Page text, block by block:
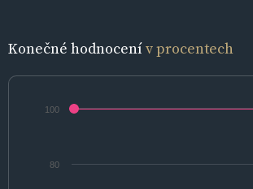
Konečné hodnocenív procentech
80
100